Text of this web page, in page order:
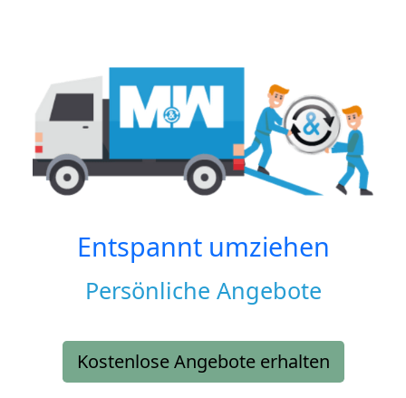
Entspannt umziehen
Persönliche Angebote
Kostenlose Angebote erhalten